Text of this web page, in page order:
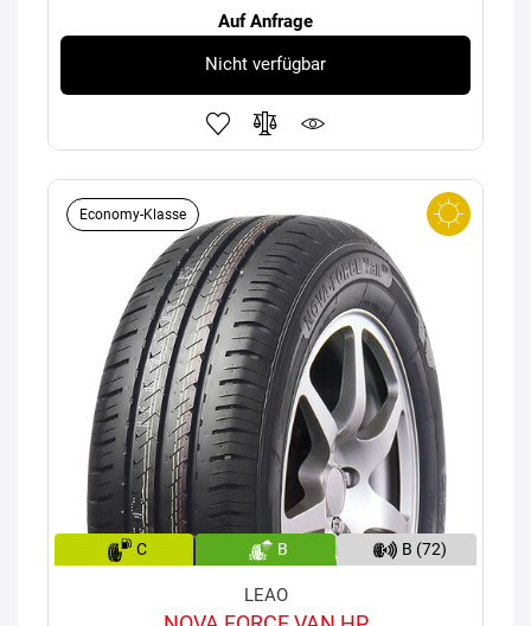
Auf Anfrage
Nicht verfügbar
Economy-Klasse
C B B (72)
LEAO